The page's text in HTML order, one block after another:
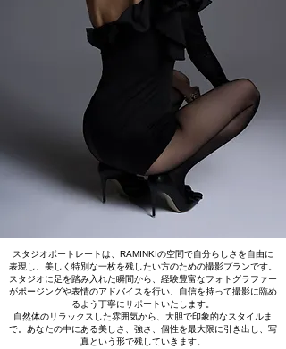
スタジオポートレートは、RAMINKIの空間で自分らしさを自由に
表現し、美しく特別な一枚を残したい方のための撮影プランです。
スタジオに足を踏み入れた瞬間から、経験豊富なフォトグラファー
がポージングや表情のアドバイスを行い、自信を持って撮影に臨め
るよう丁寧にサポートいたします。
自然体のリラックスした雰囲気から、大胆で印象的なスタイルま
で。あなたの中にある美しさ、強さ、個性を最大限に引き出し、写
真という形で残していきます。